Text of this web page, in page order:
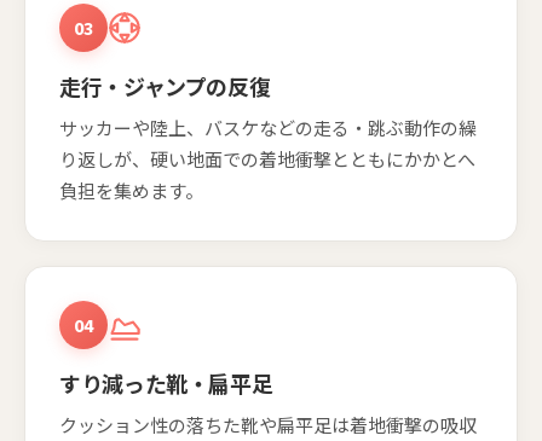
03
走行・ジャンプの反復
サッカーや陸上、バスケなどの走る・跳ぶ動作の繰
り返しが、硬い地面での着地衝撃とともにかかとへ
負担を集めます。
04
すり減った靴・扁平足
クッション性の落ちた靴や扁平足は着地衝撃の吸収